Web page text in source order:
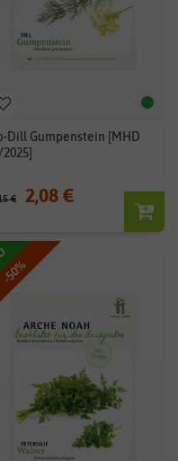
Dill Gumpenstein [MHD
€ 2,08 €
-50%